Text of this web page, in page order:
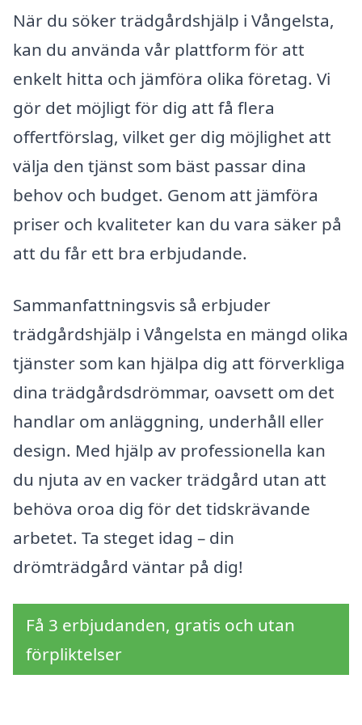
När du söker trädgårdshjälp i Vångelsta,
kan du använda vår plattform för att
enkelt hitta och jämföra olika företag. Vi
gör det möjligt för dig att få flera
offertförslag, vilket ger dig möjlighet att
välja den tjänst som bäst passar dina
behov och budget. Genom att jämföra
priser och kvaliteter kan du vara säker på
att du får ett bra erbjudande.
Sammanfattningsvis så erbjuder
trädgårdshjälp i Vångelsta en mängd olika
tjänster som kan hjälpa dig att förverkliga
dina trädgårdsdrömmar, oavsett om det
handlar om anläggning, underhåll eller
design. Med hjälp av professionella kan
du njuta av en vacker trädgård utan att
behöva oroa dig för det tidskrävande
arbetet. Ta steget idag – din
drömträdgård väntar på dig!
Få 3 erbjudanden, gratis och utan
förpliktelser